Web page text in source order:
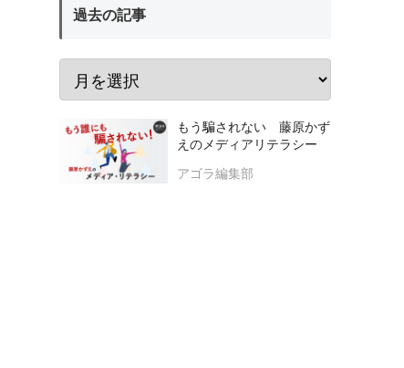
過去の記事
もう騙されない 藤原かず
えのメディアリテラシー
アゴラ編集部